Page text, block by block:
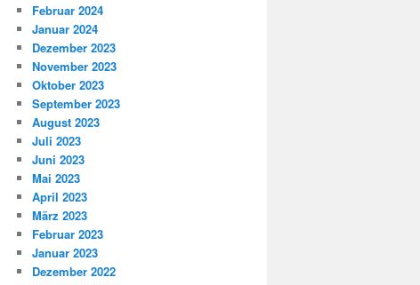
Februar 2024
Januar 2024
Dezember 2023
November 2023
Oktober 2023
September 2023
August 2023
Juli 2023
Juni 2023
Mai 2023
April 2023
März 2023
Februar 2023
Januar 2023
Dezember 2022